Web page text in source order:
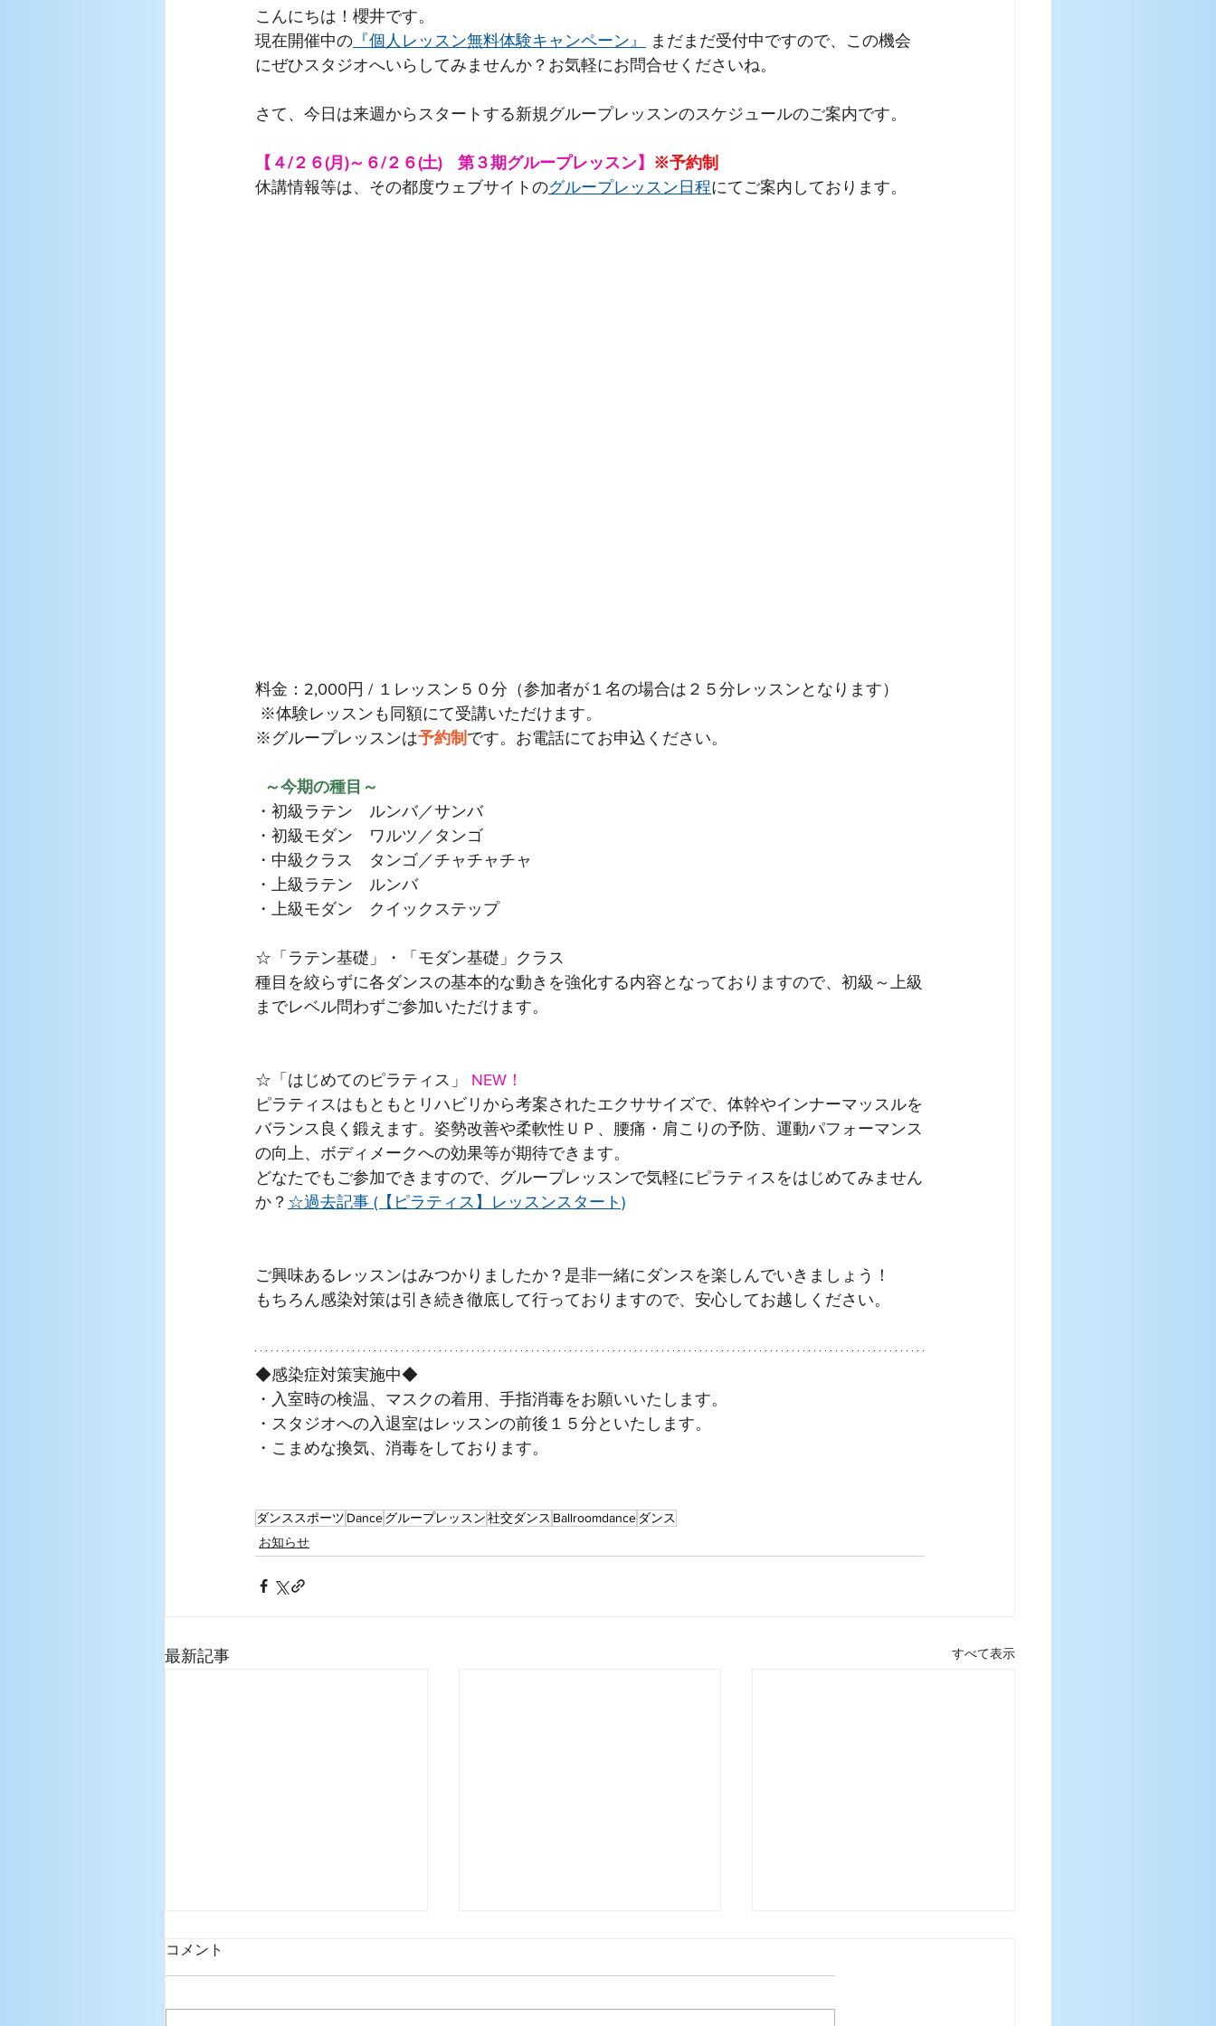
こんにちは！櫻井です。
現在開催中の 『個人レッスン無料体験キャンペーン』
まだまだ受付中ですので、この機会
にぜひスタジオへいらしてみませんか？お気軽にお問合せくださいね。
さて、今日は来週からスタートする新規グループレッスンのスケジュールのご案内です。
【４/２６(月)～６/２６(土)　第３期グループレッスン】 ※予約制
休講情報等は、その都度ウェブサイトのグループレッスン日程にてご案内しております。
料金：2,000円 / １レッスン５０分（参加者が１名の場合は２５分レッスンとなります）
※体験レッスンも同額にて受講いただけます。
※グループレッスンは予約制 です。お電話にてお申込ください。
～今期の種目～
・初級ラテン　ルンバ／サンバ
・初級モダン　ワルツ／タンゴ
・中級クラス　タンゴ／チャチャチャ
・上級ラテン　ルンバ
・上級モダン　クイックステップ
☆「ラテン基礎」・「モダン基礎」クラス
種目を絞らずに各ダンスの基本的な動きを強化する内容となっておりますので、初級～上級
までレベル問わずご参加いただけます。
☆「はじめてのピラティス」
NEW！
ピラティスはもともとリハビリから考案されたエクササイズで、体幹やインナーマッスルを
バランス良く鍛えます。姿勢改善や柔軟性ＵＰ、腰痛・肩こりの予防、運動パフォーマンス
の向上、ボディメークへの効果等が期待できます。
どなたでもご参加できますので、グループレッスンで気軽にピラティスをはじめてみません
か？ ☆過去記事 (【ピラティス】レッスンスタート)
ご興味あるレッスンはみつかりましたか？是非一緒にダンスを楽しんでいきましょう！
もちろん感染対策は引き続き徹底して行っておりますので、安心してお越しください。
◆感染症対策実施中◆
・入室時の検温、マスクの着用、手指消毒をお願いいたします。
・スタジオへの入退室はレッスンの前後１５分といたします。
・こまめな換気、消毒をしております。
ダンススポーツ Danceグループレッスン社交ダンス Ballroomdance ダンス
お知らせ
最新記事 すべて表示
コメント